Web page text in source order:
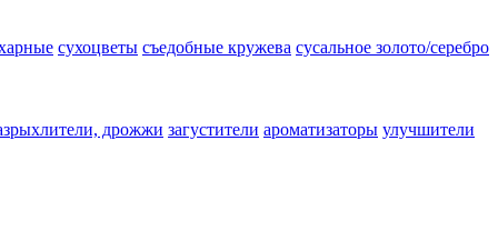
сухоцветы съедобные кружева сусальное золото/серебро
дрожжи загустители ароматизаторы улучшители